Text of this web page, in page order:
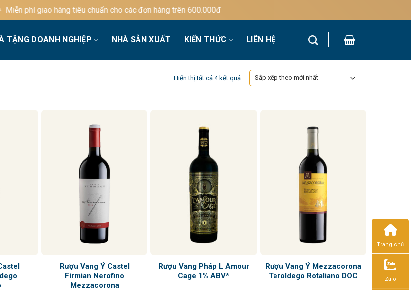
phí giao hàng tiêu chuẩn cho các đơn hàng trên 600.000đ
TẶNG DOANH NGHIỆP NHÀ SẢN XUẤT KIẾN THỨC LIÊN HỆ
Hiển thị tất cả 4 kết quảĐã
sắp
Rượu Vang Ý Castel
Firmian Nerofino
Mezzacorona
Rượu Vang Pháp L Amour
Cage 1% ABV*
Rượu Vang Ý Mezzacorona
Teroldego Rotaliano DOC
Trang chủ
Zalo